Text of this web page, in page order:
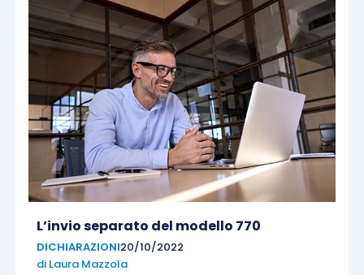
L’invio separato del modello 770
DICHIARAZIONI20/10/2022
di Laura Mazzola